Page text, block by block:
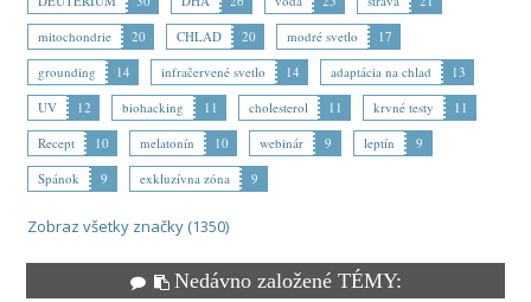
mitochondrie
20 CHLAD 20 modré svetlo
17
grounding
14 infračervené svetlo 14 adaptácia na chlad
13
UV
12 biohacking 11 cholesterol 11 krvné testy
11
Recept
10 melatonín 10 webinár 9 leptín
9
Spánok
9 exkluzívna zóna 9
Zobraz všetky značky (1350)
Nedávno založené TÉMY: